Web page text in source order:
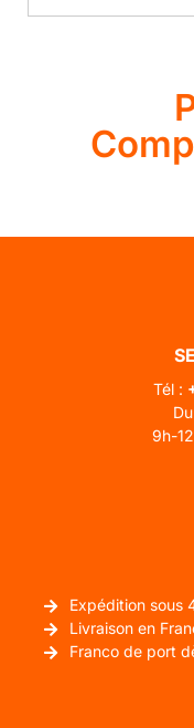
Tél :
9h-
Expédition sous
Livraison en
Franco de port